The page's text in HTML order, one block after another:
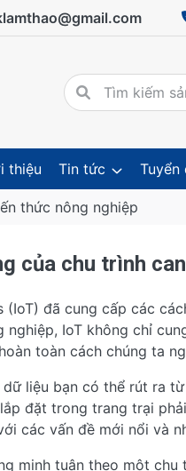
thiệu Tin tức Tuyển
thức nông nghiệp
của chu trình
(IoT) đã cung cấp các
nghiệp, IoT không chỉ
toàn cách chúng ta
liệu bạn có thể rút ra
đặt trong trang trại
các vấn đề mới nổi và
minh tuân theo một